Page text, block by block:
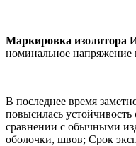
Маркировка
номинальное напряжение
В последнее время
повысилась
сравнении с обычными
оболочки, швов; Срок